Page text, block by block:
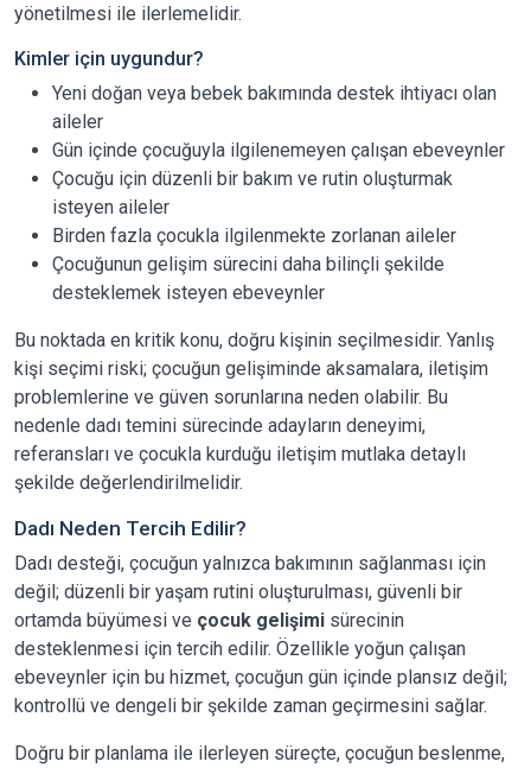
yönetilmesi ile ilerlemelidir.
Kimler için uygundur?
Yeni doğan veya bebek bakımında destek ihtiyacı olan
aileler
Gün içinde çocuğuyla ilgilenemeyen çalışan ebeveynler
Çocuğu için düzenli bir bakım ve rutin oluşturmak
isteyen aileler
Birden fazla çocukla ilgilenmekte zorlanan aileler
Çocuğunun gelişim sürecini daha bilinçli şekilde
desteklemek isteyen ebeveynler
Bu noktada en kritik konu, doğru kişinin seçilmesidir. Yanlış
kişi seçimi riski; çocuğun gelişiminde aksamalara, iletişim
problemlerine ve güven sorunlarına neden olabilir. Bu
nedenle dadı temini sürecinde adayların deneyimi,
referansları ve çocukla kurduğu iletişim mutlaka detaylı
şekilde değerlendirilmelidir.
Dadı Neden Tercih Edilir?
Dadı desteği, çocuğun yalnızca bakımının sağlanması için
değil; düzenli bir yaşam rutini oluşturulması, güvenli bir
ortamda büyümesi ve çocuk gelişimi sürecinin
desteklenmesi için tercih edilir. Özellikle yoğun çalışan
ebeveynler için bu hizmet, çocuğun gün içinde plansız değil;
kontrollü ve dengeli bir şekilde zaman geçirmesini sağlar.
Doğru bir planlama ile ilerleyen süreçte, çocuğun beslenme,